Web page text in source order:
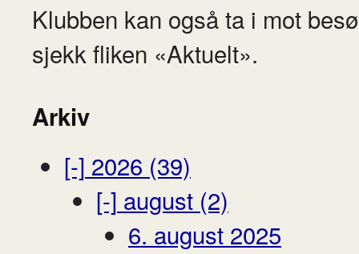
Klubben kan også ta i mot
sjekk fliken «Aktuelt».
Arkiv
[-] 2026 (39)
[-] august (2)
6. august 2025